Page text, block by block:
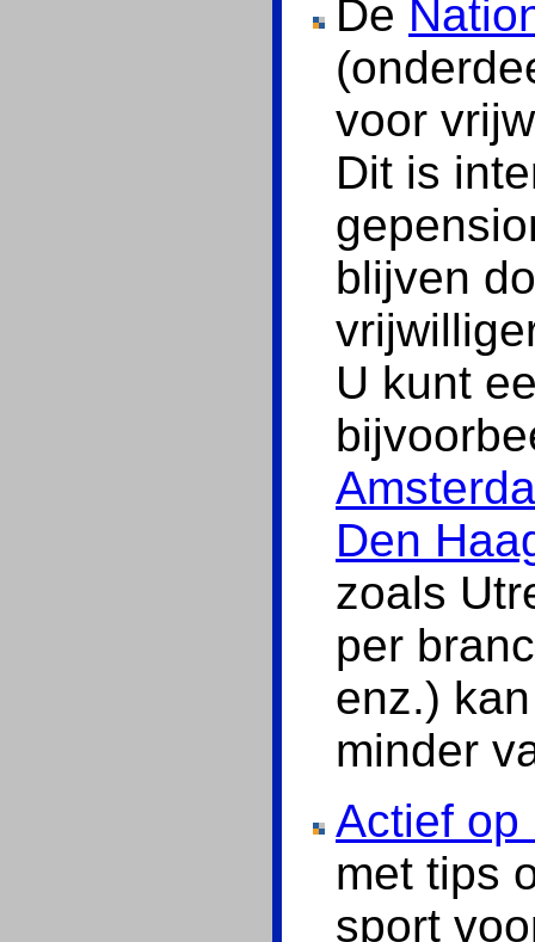
De
voor
Dit is
blijven
U kunt
Den
zoals
per
enz.)
minder
Actief op
met tips
sport